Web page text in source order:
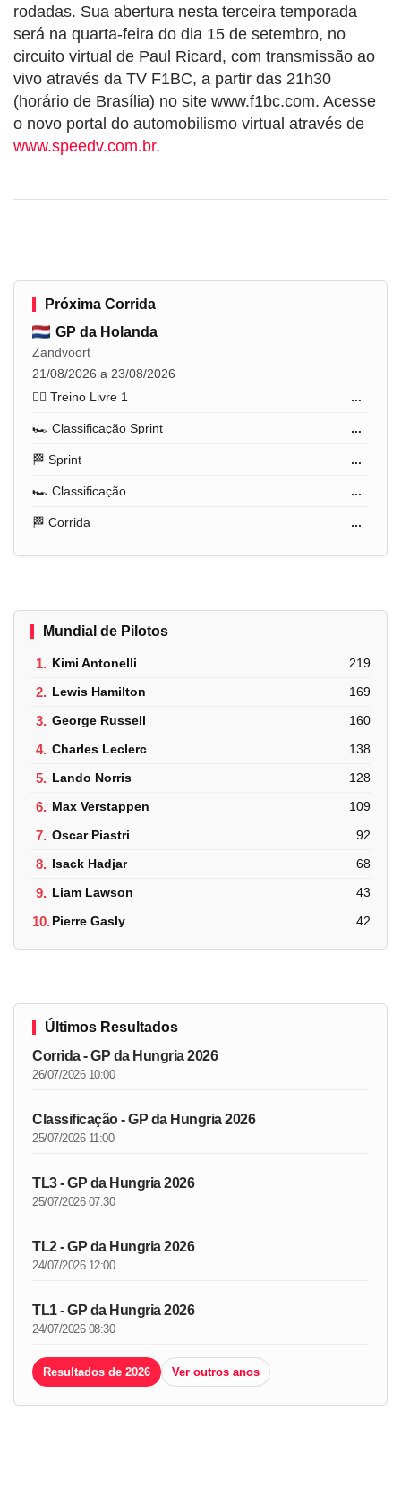
rodadas. Sua abertura nesta terceira temporada
será na quarta-feira do dia 15 de setembro, no
circuito virtual de Paul Ricard, com transmissão ao
vivo através da TV F1BC, a partir das 21h30
(horário de Brasília) no site www.f1bc.com. Acesse
o novo portal do automobilismo virtual através de
www.speedv.com.br.
Próxima Corrida
GP da Holanda
Zandvoort
21/08/2026 a 23/08/2026
🏋️‍♂️ Treino Livre 1
...
🏎️ Classificação Sprint ...
🏁 Sprint ...
🏎️ Classificação ...
🏁 Corrida ...
Mundial de Pilotos
1. Kimi Antonelli 219
2. Lewis Hamilton 169
3. George Russell 160
4. Charles Leclerc 138
5. Lando Norris 128
6. Max Verstappen 109
7. Oscar Piastri 92
8. Isack Hadjar 68
9. Liam Lawson 43
10.Pierre Gasly 42
Últimos Resultados
Corrida - GP da Hungria 2026
26/07/2026 10:00
Classificação - GP da Hungria 2026
25/07/2026 11:00
TL3 - GP da Hungria 2026
25/07/2026 07:30
TL2 - GP da Hungria 2026
24/07/2026 12:00
TL1 - GP da Hungria 2026
24/07/2026 08:30
Resultados de 2026 Ver outros anos